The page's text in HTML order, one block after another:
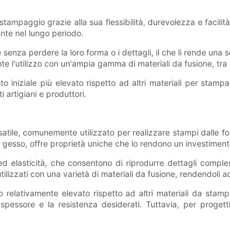
grazie alla sua flessibilità, durevolezza e
nel lungo periodo.
perdere la loro forma o i dettagli, il che li rende
l'utilizzo con un'ampia gamma di materiali da fusione,
iniziale più elevato rispetto ad altri materiali per
artigiani e produttori.
comunemente utilizzato per realizzare stampi dalle
offre proprietà uniche che lo rendono un
elasticità, che consentono di riprodurre dettagli
con una varietà di materiali da fusione, rendendoli
elevato rispetto ad altri materiali da
e la resistenza desiderati. Tuttavia, per